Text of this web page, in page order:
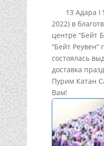
13 Адара I
2022) в
центре “Бейт
“Бейт Реувен”
состоялась
доставка
Пурим Катан
Вам!